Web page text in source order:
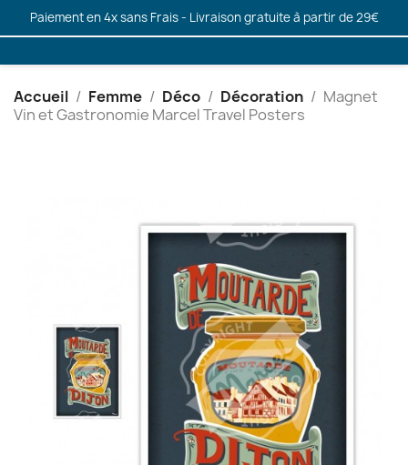
Paiement en 4x sans Frais - Livraison gratuite à partir de 29€
Accueil Femme Déco Décoration
Magnet
Vin et Gastronomie Marcel Travel Posters